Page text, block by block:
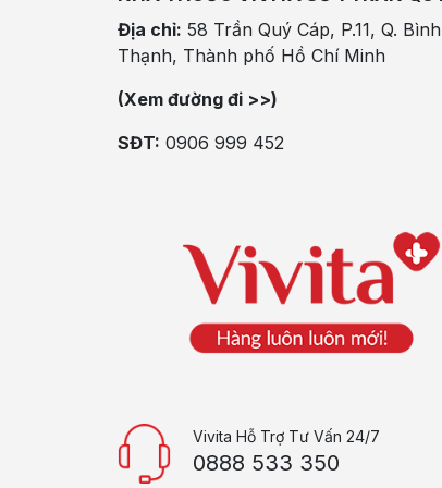
Địa chỉ: 58 Trần Quý Cáp, P.11, Q. Bình
Thạnh, Thành phố Hồ Chí Minh
(Xem đường đi >>)
SĐT: 0906 999 452
Vivita Hỗ Trợ Tư Vấn 24/7
0888 533 350